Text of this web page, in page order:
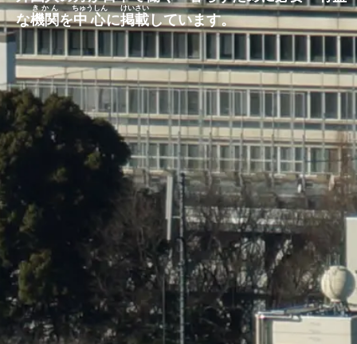
な機関
きかん
を中心
ちゅうしん
に掲載
けいさい
しています。